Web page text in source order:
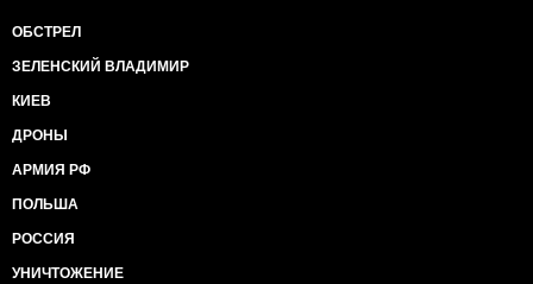
ОБСТРЕЛ
ЗЕЛЕНСКИЙ ВЛАДИМИР
КИЕВ
ДРОНЫ
АРМИЯ РФ
ПОЛЬША
РОССИЯ
УНИЧТОЖЕНИЕ